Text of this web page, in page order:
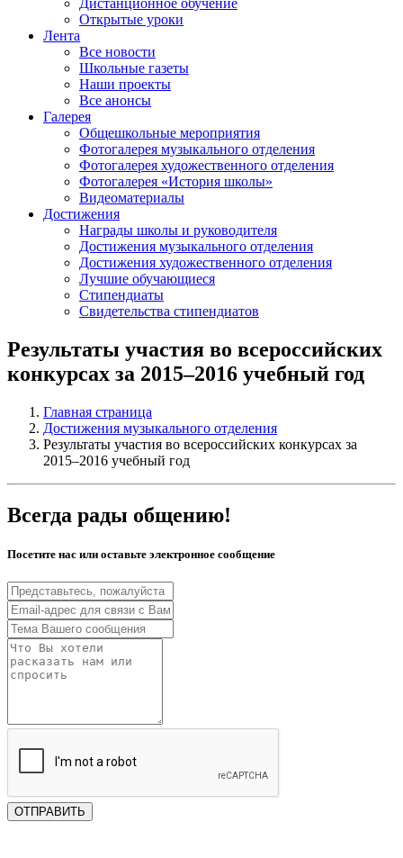
Дистанционное обучение
Открытые уроки
Лента
Все новости
Школьные газеты
Наши проекты
Все анонсы
Галерея
Общешкольные мероприятия
Фотогалерея музыкального отделения
Фотогалерея художественного отделения
Фотогалерея «История школы»
Видеоматериалы
Достижения
Награды школы и руководителя
Достижения музыкального отделения
Достижения художественного отделения
Лучшие обучающиеся
Стипендиаты
Свидетельства стипендиатов
Результаты участия во всероссийских
конкурсах за 2015–2016 учебный год
Главная страница
Достижения музыкального отделения
Результаты участия во всероссийских конкурсах за
2015–2016 учебный год
Всегда рады общению!
Посетите нас или оставьте электронное сообщение
ОТПРАВИТЬ